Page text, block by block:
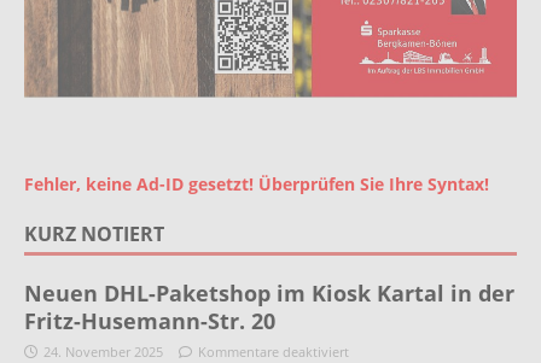
Fehler, keine Ad-ID gesetzt! Überprüfen Sie Ihre Syntax!
KURZ NOTIERT
Neuen DHL-Paketshop im Kiosk Kartal in der
Fritz-Husemann-Str. 20
24. November 2025 Kommentare deaktiviert